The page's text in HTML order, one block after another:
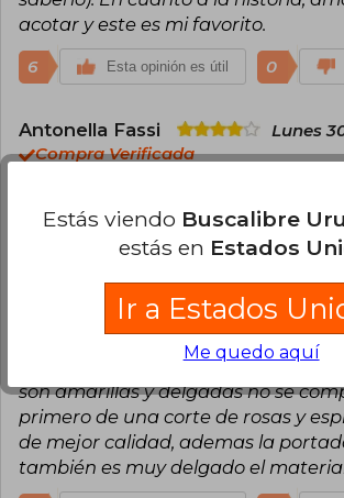
acotar y este es mi favorito.
6 Esta opinión es útil 0
Antonella Fassi
Lunes
Compra Verificada
favorito de la saga sin dudas
Esta opinión es útil 0
Mabel Deras
Lunes 24
Compra Verificada
Tiene algunos detalles de impresión
son amarillas y delgadas no se
primero de una corte de rosas y
de mejor calidad, ademas la
también es muy delgado el
Estás viendo Buscalibre
estás en Estados
Ir a Estados
Me quedo aquí